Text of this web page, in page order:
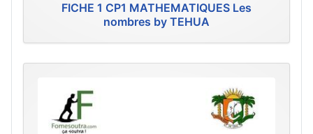
FICHE 1 CP1 MATHEMATIQUES Les
nombres by TEHUA